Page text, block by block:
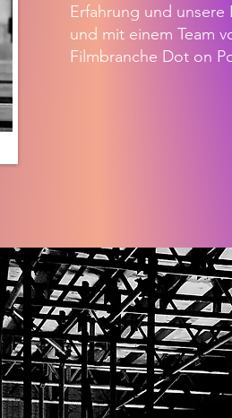
Erfahrung und unsere
und mit einem Team
Filmbranche Dot on